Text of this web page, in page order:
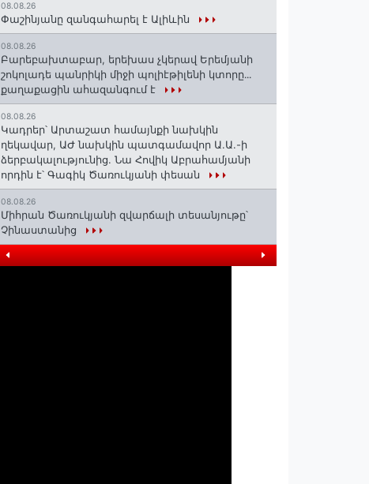
08.08.26
Փաշինյանը զանգահարել է Ալիևին
08.08.26
Բարեբախտաբար, երեխաս չկերավ Երեմյանի
շոկոլադե պանրիկի միջի պոլիէթիլենի կտորը․․․
քաղաքացին ահազանգում է
08.08.26
Կադրեր՝ Արտաշատ համայնքի նախկին
ղեկավար, ԱԺ նախկին պատգամավոր Ա.Ա.-ի
ձերբակալությունից. Նա Հովիկ Աբրահամյանի
որդին է՝ Գագիկ Ծառուկյանի փեսան
08.08.26
Միհրան Ծառուկյանի զվարճալի տեսանյութը՝
Չինաստանից